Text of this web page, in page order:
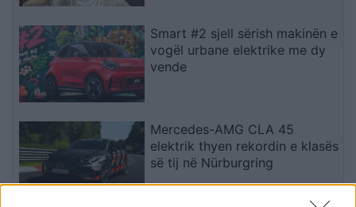
Smart #2 sjell sërish makinën e
vogël urbane elektrike me dy
vende
Mercedes-AMG CLA 45
elektrik thyen rekordin e klasës
së tij në Nürburgring